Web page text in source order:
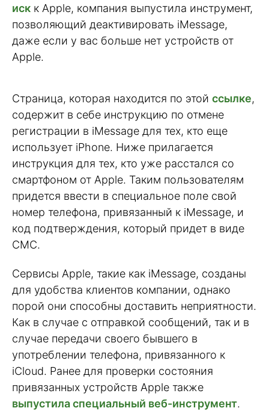
иск к Apple, компания выпустила инструмент,
позволяющий деактивировать iMessage,
даже если у вас больше нет устройств от
Apple.
Страница, которая находится по этой ссылке,
содержит в себе инструкцию по отмене
регистрации в iMessage для тех, кто еще
использует iPhone. Ниже прилагается
инструкция для тех, кто уже расстался со
смартфоном от Apple. Таким пользователям
придется ввести в специальное поле свой
номер телефона, привязанный к iMessage, и
код подтверждения, который придет в виде
СМС.
Сервисы Apple, такие как iMessage, созданы
для удобства клиентов компании, однако
порой они способны доставить неприятности.
Как в случае с отправкой сообщений, так и в
случае передачи своего бывшего в
употреблении телефона, привязанного к
iCloud. Ранее для проверки состояния
привязанных устройств Apple также
выпустила специальный веб-инструмент.